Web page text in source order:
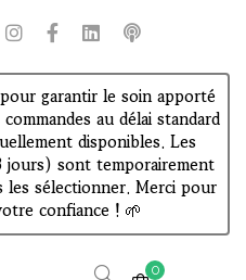
garantir le soin apporté
au délai standard
disponibles. Les
sont temporairement
les sélectionner. Merci pour
confiance ! 🌱
0